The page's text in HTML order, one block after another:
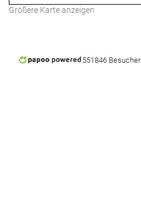
Größere Karte anzeigen
551846 Besucher